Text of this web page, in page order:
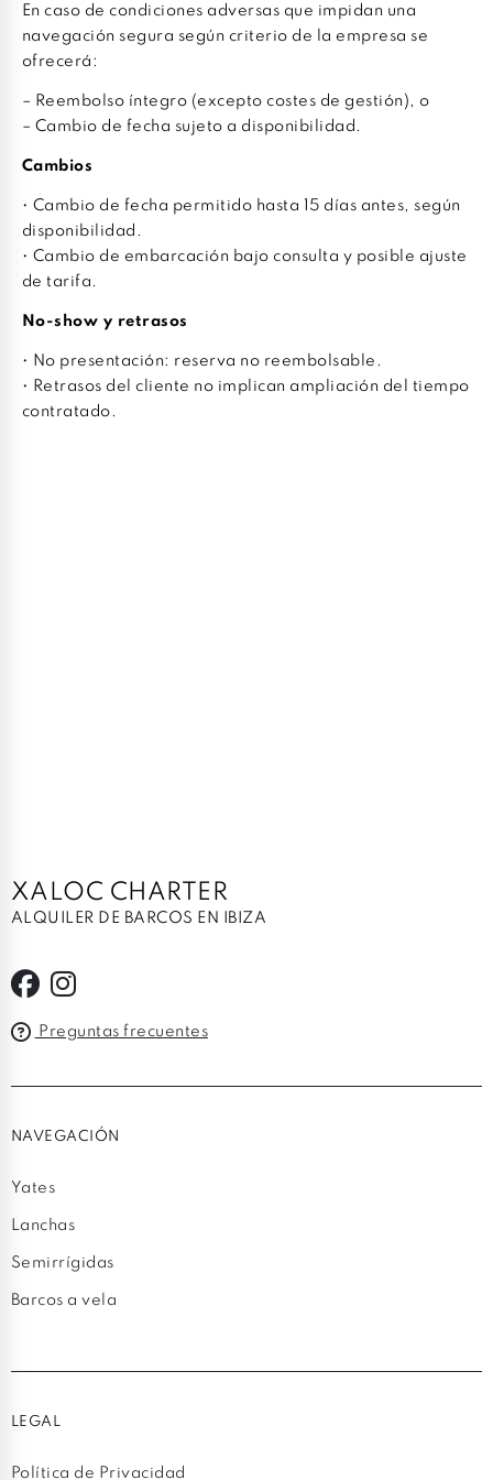
En caso de condiciones adversas que impidan una
navegación segura según criterio de la empresa se
ofrecerá:
– Reembolso íntegro (excepto costes de gestión), o
– Cambio de fecha sujeto a disponibilidad.
Cambios
• Cambio de fecha permitido hasta 15 días antes, según
disponibilidad.
• Cambio de embarcación bajo consulta y posible ajuste
de tarifa.
No-show y retrasos
• No presentación: reserva no reembolsable.
• Retrasos del cliente no implican ampliación del tiempo
contratado.
XALOC CHARTER
ALQUILER DE BARCOS EN IBIZA
Preguntas frecuentes
NAVEGACIÓN
Yates
Lanchas
Semirrígidas
Barcos a vela
LEGAL
Política de Privacidad